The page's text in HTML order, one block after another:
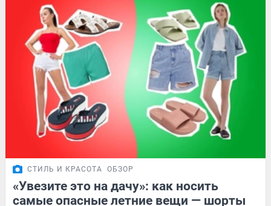
СТИЛЬ И КРАСОТА ОБЗОР
«Увезите это на дачу»: как носить
самые опасные летние вещи — шорты